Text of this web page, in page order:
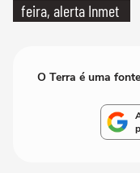
feira, alerta Inmet
O Terra é uma